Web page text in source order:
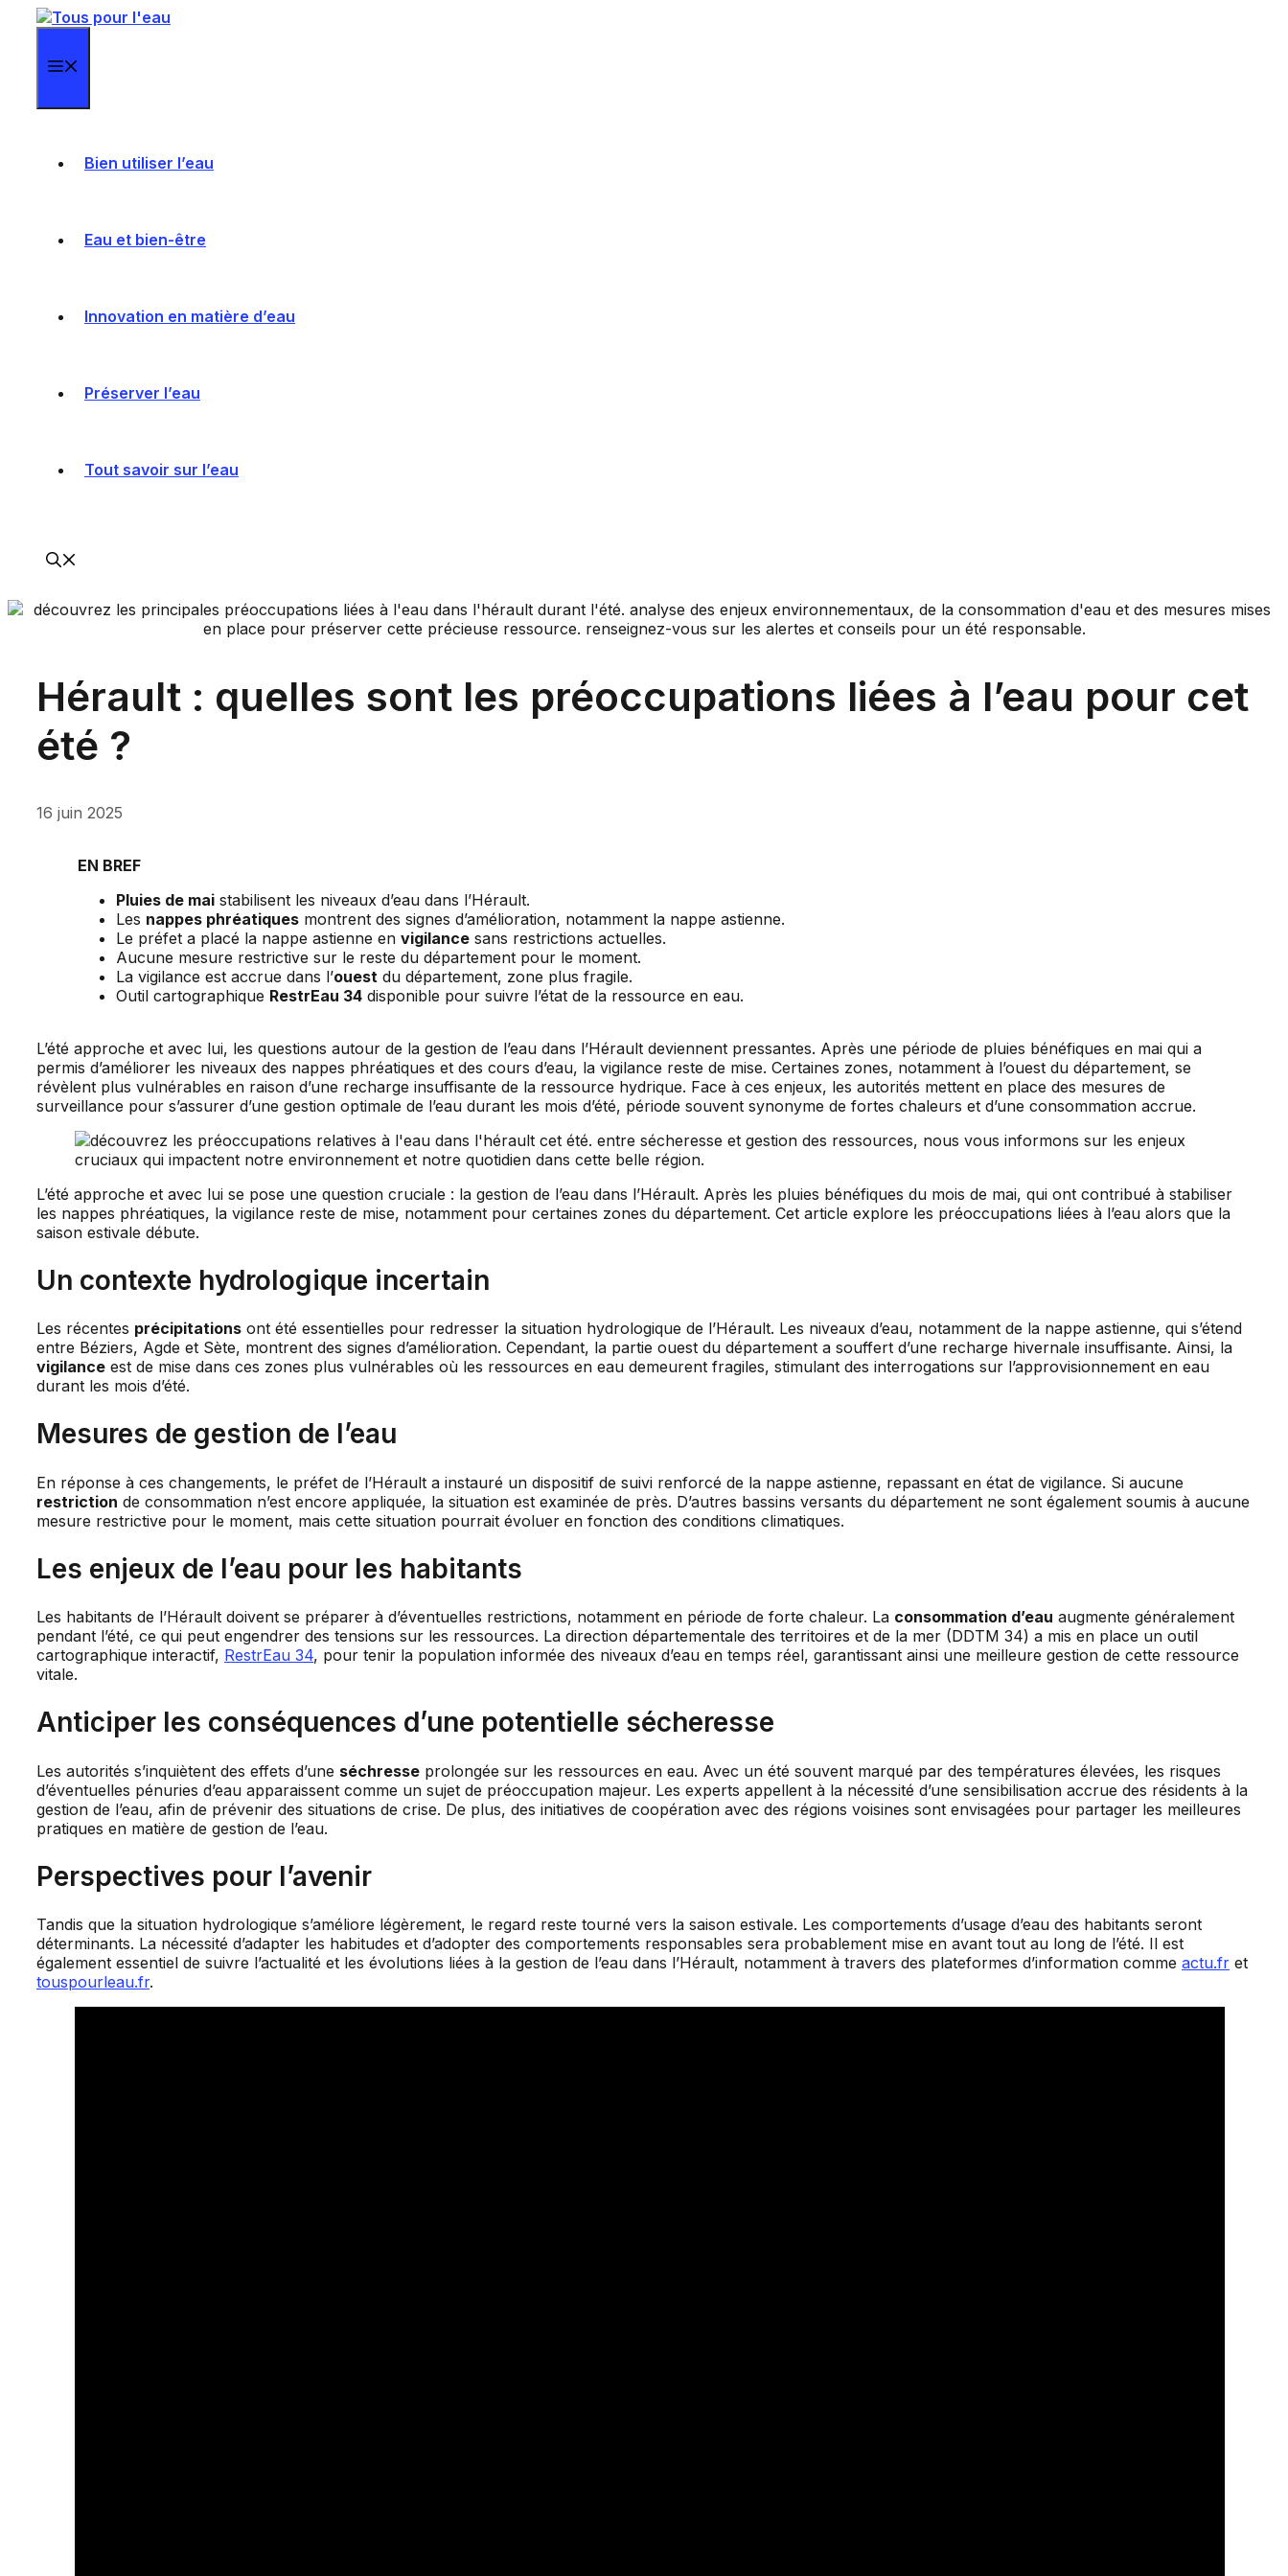
Aller
Bien utiliser l’eau
Eau et bien-être
Innovation en matière d’eau
Préserver l’eau
Tout savoir sur l’eau
Hérault : quelles sont les préoccupations liées à l’eau pour cet
été ?
16 juin 2025
EN BREF
Pluies de mai stabilisent les niveaux d’eau dans l’Hérault.
Les nappes phréatiques montrent des signes d’amélioration, notamment la nappe astienne.
Le préfet a placé la nappe astienne en vigilance sans restrictions actuelles.
Aucune mesure restrictive sur le reste du département pour le moment.
La vigilance est accrue dans l’ouest du département, zone plus fragile.
Outil cartographique RestrEau 34 disponible pour suivre l’état de la ressource en eau.
L’été approche et avec lui, les questions autour de la gestion de l’eau dans l’Hérault deviennent pressantes. Après une période de pluies bénéfiques en mai qui a
permis d’améliorer les niveaux des nappes phréatiques et des cours d’eau, la vigilance reste de mise. Certaines zones, notamment à l’ouest du département, se
révèlent plus vulnérables en raison d’une recharge insuffisante de la ressource hydrique. Face à ces enjeux, les autorités mettent en place des mesures de
surveillance pour s’assurer d’une gestion optimale de l’eau durant les mois d’été, période souvent synonyme de fortes chaleurs et d’une consommation accrue.
L’été approche et avec lui se pose une question cruciale : la gestion de l’eau dans l’Hérault. Après les pluies bénéfiques du mois de mai, qui ont contribué à stabiliser
les nappes phréatiques, la vigilance reste de mise, notamment pour certaines zones du département. Cet article explore les préoccupations liées à l’eau alors que la
saison estivale débute.
Un contexte hydrologique incertain
Les récentes précipitations ont été essentielles pour redresser la situation hydrologique de l’Hérault. Les niveaux d’eau, notamment de la nappe astienne, qui s’étend
entre Béziers, Agde et Sète, montrent des signes d’amélioration. Cependant, la partie ouest du département a souffert d’une recharge hivernale insuffisante. Ainsi, la
vigilance est de mise dans ces zones plus vulnérables où les ressources en eau demeurent fragiles, stimulant des interrogations sur l’approvisionnement en eau
durant les mois d’été.
Mesures de gestion de l’eau
En réponse à ces changements, le préfet de l’Hérault a instauré un dispositif de suivi renforcé de la nappe astienne, repassant en état de vigilance. Si aucune
restriction de consommation n’est encore appliquée, la situation est examinée de près. D’autres bassins versants du département ne sont également soumis à aucune
mesure restrictive pour le moment, mais cette situation pourrait évoluer en fonction des conditions climatiques.
Les enjeux de l’eau pour les habitants
Les habitants de l’Hérault doivent se préparer à d’éventuelles restrictions, notamment en période de forte chaleur. La consommation d’eau augmente généralement
pendant l’été, ce qui peut engendrer des tensions sur les ressources. La direction départementale des territoires et de la mer (DDTM 34) a mis en place un outil
cartographique interactif, RestrEau 34, pour tenir la population informée des niveaux d’eau en temps réel, garantissant ainsi une meilleure gestion de cette ressource
vitale.
Anticiper les conséquences d’une potentielle sécheresse
Les autorités s’inquiètent des effets d’une séchresse prolongée sur les ressources en eau. Avec un été souvent marqué par des températures élevées, les risques
d’éventuelles pénuries d’eau apparaissent comme un sujet de préoccupation majeur. Les experts appellent à la nécessité d’une sensibilisation accrue des résidents à la
gestion de l’eau, afin de prévenir des situations de crise. De plus, des initiatives de coopération avec des régions voisines sont envisagées pour partager les meilleures
pratiques en matière de gestion de l’eau.
Perspectives pour l’avenir
Tandis que la situation hydrologique s’améliore légèrement, le regard reste tourné vers la saison estivale. Les comportements d’usage d’eau des habitants seront
déterminants. La nécessité d’adapter les habitudes et d’adopter des comportements responsables sera probablement mise en avant tout au long de l’été. Il est
également essentiel de suivre l’actualité et les évolutions liées à la gestion de l’eau dans l’Hérault, notamment à travers des plateformes d’information comme actu.fr et
touspourleau.fr.